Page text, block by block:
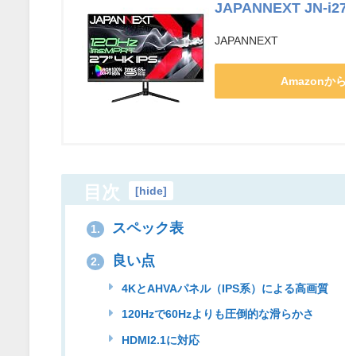
JAPANNEXT JN-
JAPANNEXT
Amazonか
目次 [ hide]
1. スペック表
2. 良い点
4KとAHVAパネル（IPS系）による高画質
120Hzで60Hzよりも圧倒的な滑らかさ
HDMI2.1に対応